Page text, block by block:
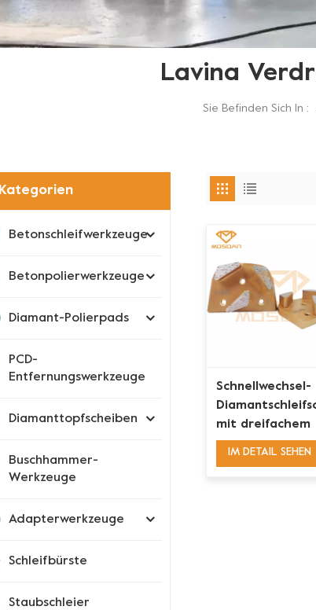
Lavina
Sie Befinden Sich In :
Schnellwechsel-
mit dreifachem
Todessegment
IM DETAIL SEHEN
Kategorien
Betonschleifwerkzeuge
Betonpolierwerkzeuge
Diamant-Polierpads
PCD-
Entfernungswerkzeuge
Diamanttopfscheiben
Buschhammer-
Werkzeuge
Adapterwerkzeuge
Schleifbürste
Staubschleier